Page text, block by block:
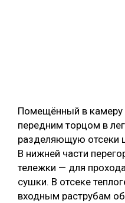
Помещённый в камеру
передним торцом в
разделяющую отсеки
В нижней части
тележки — для
сушки. В отсеке
входным раструбам